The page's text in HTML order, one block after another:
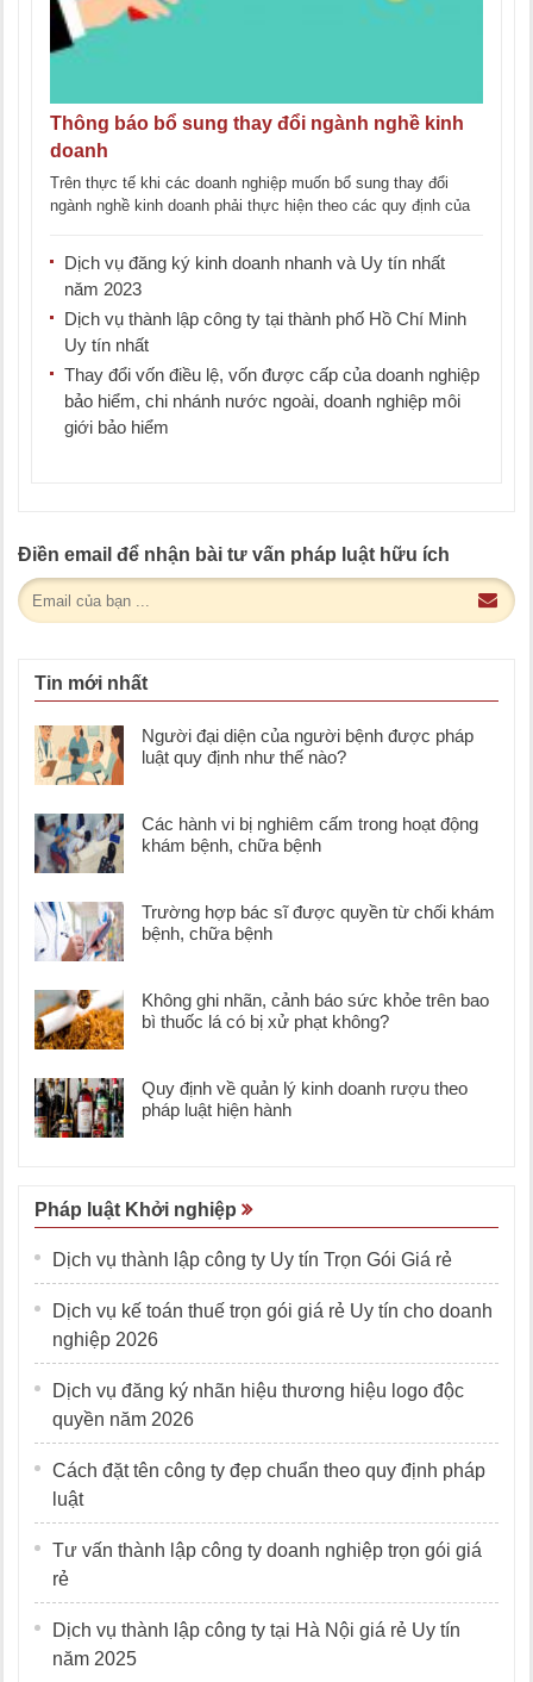
Thông báo bổ sung thay đổi ngành nghề kinh
doanh
Trên thực tế khi các doanh nghiệp muốn bổ sung thay đổi
ngành nghề kinh doanh phải thực hiện theo các quy định của
Dịch vụ đăng ký kinh doanh nhanh và Uy tín nhất
năm 2023
Dịch vụ thành lập công ty tại thành phố Hồ Chí Minh
Uy tín nhất
Thay đổi vốn điều lệ, vốn được cấp của doanh nghiệp
bảo hiểm, chi nhánh nước ngoài, doanh nghiệp môi
giới bảo hiểm
Điền email để nhận bài tư vấn pháp luật hữu ích
Tin mới nhất
Người đại diện của người bệnh được pháp
luật quy định như thế nào?
Các hành vi bị nghiêm cấm trong hoạt động
khám bệnh, chữa bệnh
Trường hợp bác sĩ được quyền từ chối khám
bệnh, chữa bệnh
Không ghi nhãn, cảnh báo sức khỏe trên bao
bì thuốc lá có bị xử phạt không?
Quy định về quản lý kinh doanh rượu theo
pháp luật hiện hành
Pháp luật Khởi nghiệp
Dịch vụ thành lập công ty Uy tín Trọn Gói Giá rẻ
Dịch vụ kế toán thuế trọn gói giá rẻ Uy tín cho doanh
nghiệp 2026
Dịch vụ đăng ký nhãn hiệu thương hiệu logo độc
quyền năm 2026
Cách đặt tên công ty đẹp chuẩn theo quy định pháp
luật
Tư vấn thành lập công ty doanh nghiệp trọn gói giá
rẻ
Dịch vụ thành lập công ty tại Hà Nội giá rẻ Uy tín
năm 2025